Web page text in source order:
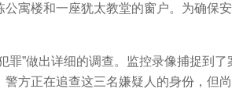
楼和一座犹太教堂的窗户。为确保
做出详细的调查。监控录像捕捉到了
方正在追查这三名嫌疑人的身份，但